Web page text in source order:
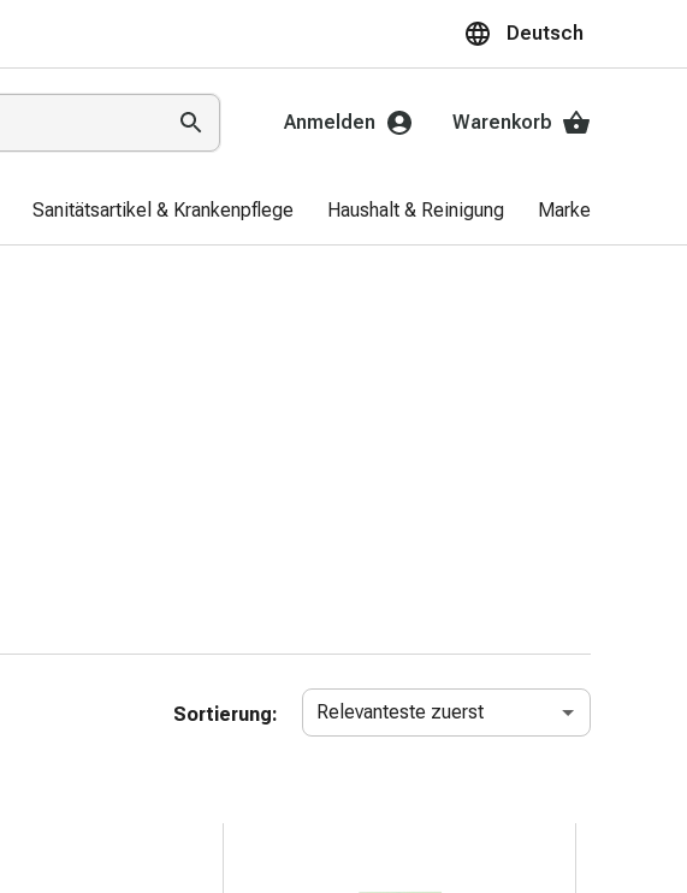
Deutsch
Anmelden Warenkorb
Sanitätsartikel & Krankenpflege Haushalt & Reinigung Marken
Sortierung: Relevanteste zuerst